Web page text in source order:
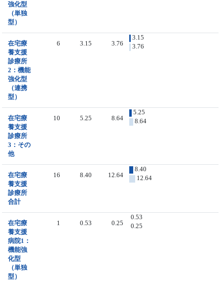
強化型
（単独
型）
在宅療
養支援
診療所
2：機能
強化型
（連携
型）
6 3.15 3.76
3.15
3.76
在宅療
養支援
診療所
3：その
他
10 5.25 8.64
5.25
8.64
在宅療
養支援
診療所
合計
16 8.40 12.64
8.40
12.64
在宅療
養支援
病院1：
機能強
化型
（単独
型）
1 0.53 0.25
0.53
0.25